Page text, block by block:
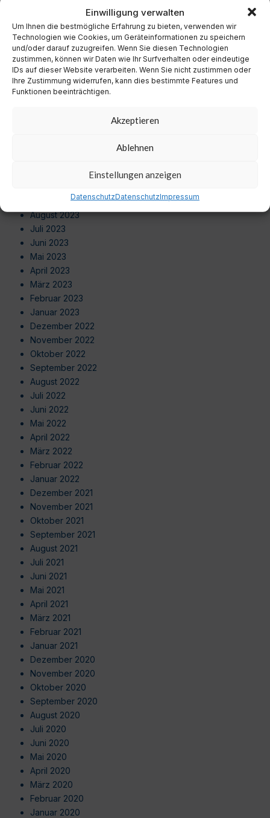
Einwilligung verwalten
Um Ihnen die bestmögliche Erfahrung zu bieten, verwenden wir
Technologien wie Cookies, um Geräteinformationen zu speichern
und/oder darauf zuzugreifen. Wenn Sie diesen Technologien
zustimmen, können wir Daten wie Ihr Surfverhalten oder eindeutige
IDs auf dieser Website verarbeiten. Wenn Sie nicht zustimmen oder
Ihre Zustimmung widerrufen, kann dies bestimmte Features und
Funktionen beeinträchtigen.
Akzeptieren
Ablehnen
Einstellungen anzeigen
DatenschutzDatenschutzImpressum
September 2024
August 2024
Juli 2024
Juni 2024
Mai 2024
November 2023
September 2023
August 2023
Juli 2023
Juni 2023
Mai 2023
April 2023
März 2023
Februar 2023
Januar 2023
Dezember 2022
November 2022
Oktober 2022
September 2022
August 2022
Juli 2022
Juni 2022
Mai 2022
April 2022
März 2022
Februar 2022
Januar 2022
Dezember 2021
November 2021
Oktober 2021
September 2021
August 2021
Juli 2021
Juni 2021
Mai 2021
April 2021
März 2021
Februar 2021
Januar 2021
Dezember 2020
November 2020
Oktober 2020
September 2020
August 2020
Juli 2020
Juni 2020
Mai 2020
April 2020
März 2020
Februar 2020
Januar 2020